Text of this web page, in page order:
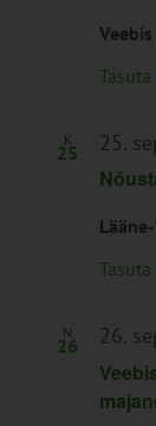
Veebis
Tasuta
K
25 25.
Tasuta
N
26 26.